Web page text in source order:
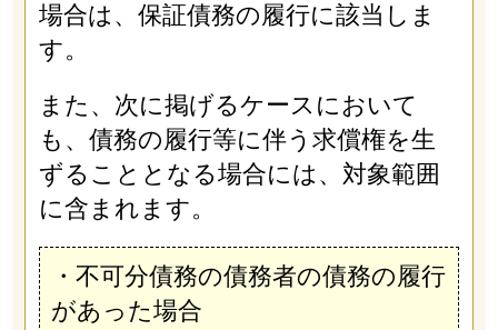
場合は、保証債務の履行に該当しま
す。
また、次に掲げるケースにおいて
も、債務の履行等に伴う求償権を生
ずることとなる場合には、対象範囲
に含まれます。
・不可分債務の債務者の債務の履行
があった場合